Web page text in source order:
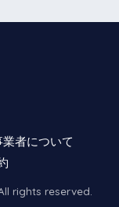
業者について
rights reserved.